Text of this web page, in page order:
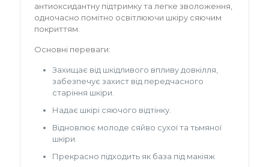
антиоксидантну підтримку та легке зволоження,
одночасно помітно освітлюючи шкіру сяючим
покриттям.
Основні переваги:
Захищає від шкідливого впливу довкілля,
забезпечує захист від передчасного
старіння шкіри.
Надає шкірі сяючого відтінку.
Відновлює молоде сяйво сухої та тьмяної
шкіри.
Прекрасно підходить як база під макіяж